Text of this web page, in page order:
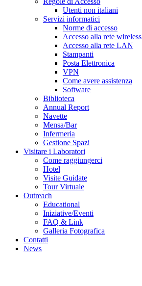
Utenti non italiani
Servizi informatici
Norme di accesso
Accesso alla rete wireless
Accesso alla rete LAN
Stampanti
Posta Elettronica
VPN
Come avere assistenza
Software
Biblioteca
Annual Report
Navette
Mensa/Bar
Infermeria
Gestione Spazi
Visitare i Laboratori
Come raggiungerci
Hotel
Visite Guidate
Tour Virtuale
Outreach
Educational
Iniziative/Eventi
FAQ & Link
Galleria Fotografica
Contatti
News